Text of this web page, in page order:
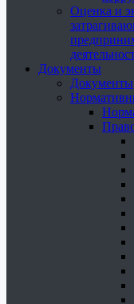
Оценка и
Документы
Документы